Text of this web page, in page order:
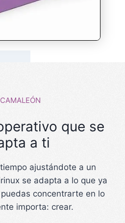
que se
a ti
ajustándote a un
se adapta a lo que ya
concentrarte en lo
importa: crear.